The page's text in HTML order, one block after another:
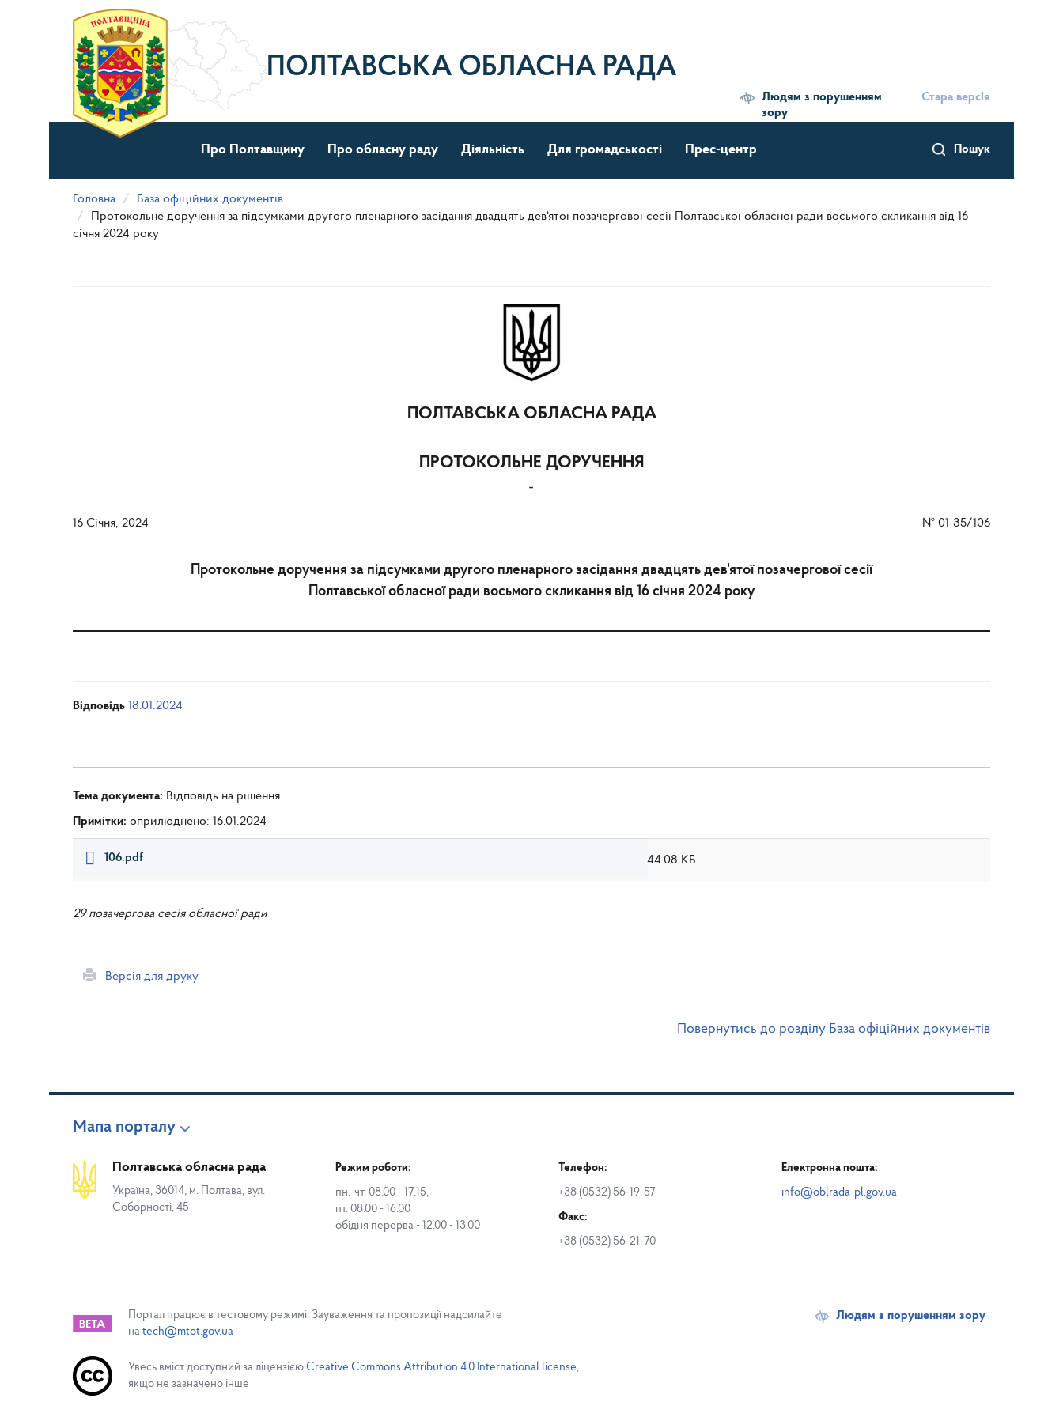
матеріалу
ПОЛТАВСЬКА ОБЛАСНА РАДА
Людям з порушенням
зору
Стара версІя
Пошук
Про Полтавщину Про обласну раду Діяльність Для громадськості Прес-центр
Головна
База офіційних документів
Протокольне доручення за підсумками другого пленарного засідання двадцять дев'ятої позачергової сесії Полтавської обласної ради восьмого скликання від 16
січня 2024 року
ПОЛТАВСЬКА ОБЛАСНА РАДА
ПРОТОКОЛЬНЕ ДОРУЧЕННЯ
-
16 Січня, 2024 № 01-35/106
Протокольне доручення за підсумками другого пленарного засідання двадцять дев'ятої позачергової сесії
Полтавської обласної ради восьмого скликання від 16 січня 2024 року
Відповідь 18.01.2024
Тема документа: Відповідь на рішення
Примітки: оприлюднено: 16.01.2024
106.pdf 44.08 КБ
29 позачергова сесія обласної ради
Версія для друку
Повернутись до розділу База офіційних документів
Мапа порталу
Полтавська обласна рада
Україна, 36014, м. Полтава, вул.
Соборності, 45
Режим роботи:
пн.-чт. 08.00 - 17.15,
пт. 08.00 - 16.00
обідня перерва - 12.00 - 13.00
Телефон:
+38 (0532) 56-19-57
Факс:
+38 (0532) 56-21-70
Електронна пошта:
info@oblrada-pl.gov.ua
Портал працює в тестовому режимі. Зауваження та пропозиції надсилайте
на tech@mtot.gov.ua
Увесь вміст доступний за ліцензією Creative Commons Attribution 4.0 International license,
якщо не зазначено інше
Людям з порушенням зору